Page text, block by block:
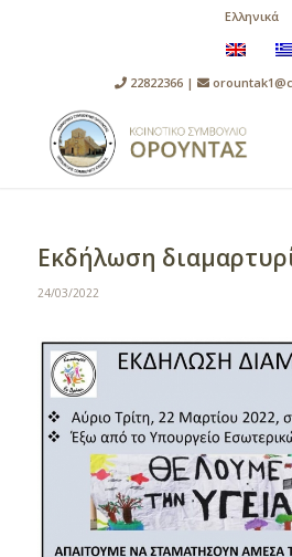
Ελληνικά
22822366 |
Εκδήλωση
24/03/2022